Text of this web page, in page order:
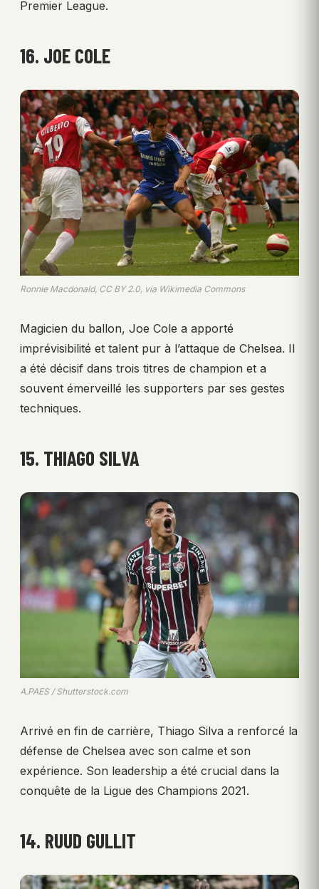
Premier League.
16. JOE COLE
Ronnie Macdonald, CC BY 2.0, via Wikimedia Commons
Magicien du ballon, Joe Cole a apporté
imprévisibilité et talent pur à l’attaque de Chelsea. Il
a été décisif dans trois titres de champion et a
souvent émerveillé les supporters par ses gestes
techniques.
15. THIAGO SILVA
A.PAES / Shutterstock.com
Arrivé en fin de carrière, Thiago Silva a renforcé la
défense de Chelsea avec son calme et son
expérience. Son leadership a été crucial dans la
conquête de la Ligue des Champions 2021.
14. RUUD GULLIT